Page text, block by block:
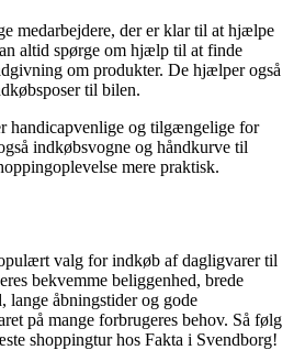
medarbejdere, der er klar til at hjælpe
altid spørge om hjælp til at finde
om produkter. De hjælper også
til bilen.
handicapvenlige og tilgængelige for
indkøbsvogne og håndkurve til
mere praktisk.
valg for indkøb af dagligvarer til
bekvemme beliggenhed, brede
lange åbningstider og gode
på mange forbrugeres behov. Så følg
shoppingtur hos Fakta i Svendborg!